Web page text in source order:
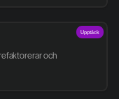
och
Upptäck